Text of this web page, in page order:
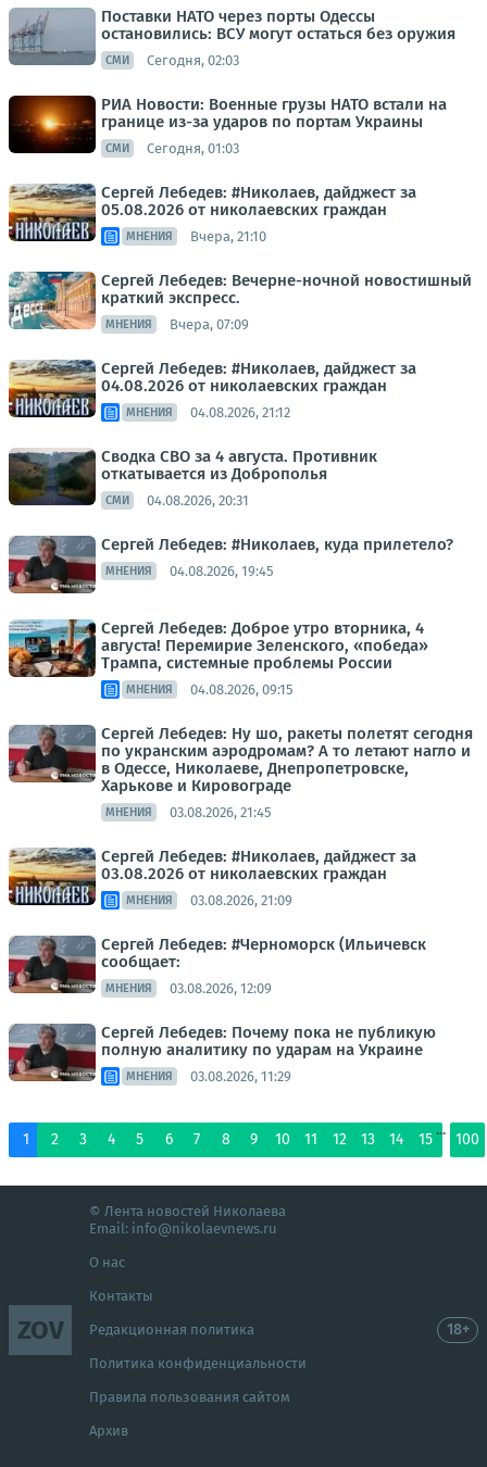
Поставки НАТО через порты Одессы
остановились: ВСУ могут остаться без оружия
СМИ Сегодня, 02:03
РИА Новости: Военные грузы НАТО встали на
границе из-за ударов по портам Украины
СМИ Сегодня, 01:03
Сергей Лебедев: #Николаев, дайджест за
05.08.2026 от николаевских граждан
МНЕНИЯ Вчера, 21:10
Сергей Лебедев: Вечерне-ночной новостишный
краткий экспресс.
МНЕНИЯ Вчера, 07:09
Сергей Лебедев: #Николаев, дайджест за
04.08.2026 от николаевских граждан
МНЕНИЯ 04.08.2026, 21:12
Сводка СВО за 4 августа. Противник
откатывается из Доброполья
СМИ 04.08.2026, 20:31
Сергей Лебедев: #Николаев, куда прилетело?
МНЕНИЯ 04.08.2026, 19:45
Сергей Лебедев: Доброе утро вторника, 4
августа! Перемирие Зеленского, «победа»
Трампа, системные проблемы России
МНЕНИЯ 04.08.2026, 09:15
Сергей Лебедев: Ну шо, ракеты полетят сегодня
по укранским аэродромам? А то летают нагло и
в Одессе, Николаеве, Днепропетровске,
Харькове и Кировограде
МНЕНИЯ 03.08.2026, 21:45
Сергей Лебедев: #Николаев, дайджест за
03.08.2026 от николаевских граждан
МНЕНИЯ 03.08.2026, 21:09
Сергей Лебедев: #Черноморск (Ильичевск
сообщает:
МНЕНИЯ 03.08.2026, 12:09
Сергей Лебедев: Почему пока не публикую
полную аналитику по ударам на Украине
МНЕНИЯ 03.08.2026, 11:29
1 2 3 4 5 6 7 8 9 10 11 12 13 14 15
...
100
ZOV
© Лента новостей Николаева
Email: info@nikolaevnews.ru
О нас
Контакты
Редакционная политика
Политика конфиденциальности
Правила пользования сайтом
Архив
18+